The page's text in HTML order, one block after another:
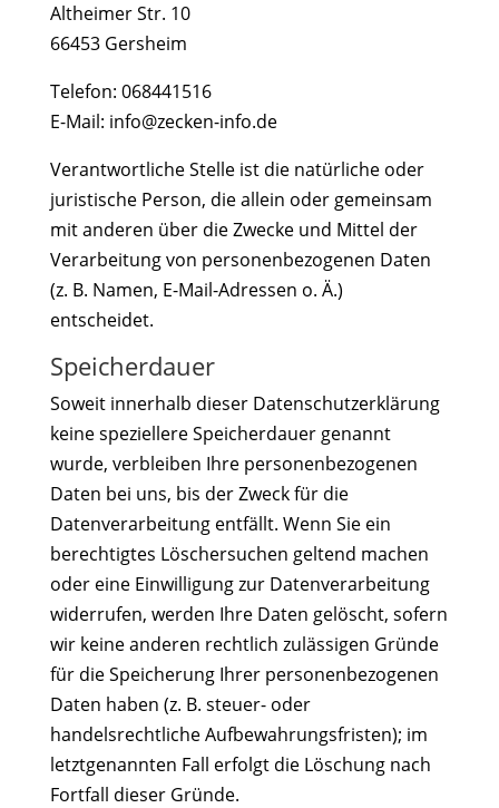
Altheimer Str. 10
66453 Gersheim
Telefon: 068441516
E-Mail: info@zecken-info.de
Verantwortliche Stelle ist die natürliche oder
juristische Person, die allein oder gemeinsam
mit anderen über die Zwecke und Mittel der
Verarbeitung von personenbezogenen Daten
(z. B. Namen, E-Mail-Adressen o. Ä.)
entscheidet.
Speicherdauer
Soweit innerhalb dieser Datenschutzerklärung
keine speziellere Speicherdauer genannt
wurde, verbleiben Ihre personenbezogenen
Daten bei uns, bis der Zweck für die
Datenverarbeitung entfällt. Wenn Sie ein
berechtigtes Löschersuchen geltend machen
oder eine Einwilligung zur Datenverarbeitung
widerrufen, werden Ihre Daten gelöscht, sofern
wir keine anderen rechtlich zulässigen Gründe
für die Speicherung Ihrer personenbezogenen
Daten haben (z. B. steuer- oder
handelsrechtliche Aufbewahrungsfristen); im
letztgenannten Fall erfolgt die Löschung nach
Fortfall dieser Gründe.